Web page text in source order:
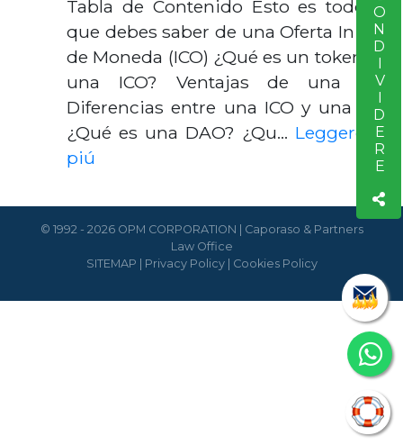
Tabla de Contenido Esto es todo lo
que debes saber de una Oferta Inicial
de Moneda (ICO) ¿Qué es un token de
una ICO? Ventajas de una ICO
Diferencias entre una ICO y una OPI
¿Qué es una DAO? ¿Qu… Leggere di
piú
CONDIVIDERE
© 1992 - 2026 OPM CORPORATION | Caporaso & Partners
Law Office
SITEMAP
Privacy Policy| Cookies Policy